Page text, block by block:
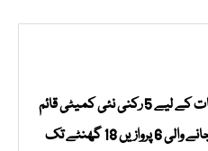
کمیٹی قائم
پی آئی اے کی سعودی عرب جانے والی 6 پروازیں 18 گھنٹے تک